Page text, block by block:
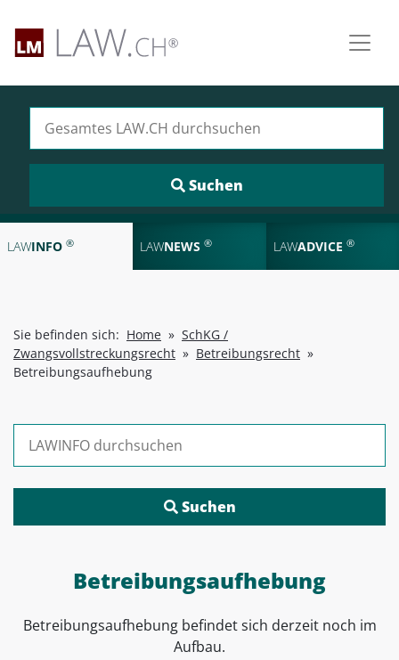
LAWINFO ® LAWNEWS ® LAWADVICE ®
Sie befinden sich: Home » SchKG /
Zwangsvollstreckungsrecht » Betreibungsrecht »
Betreibungsaufhebung
Betreibungsaufhebung
Betreibungsaufhebungbefindet sich derzeit noch im
Aufbau.